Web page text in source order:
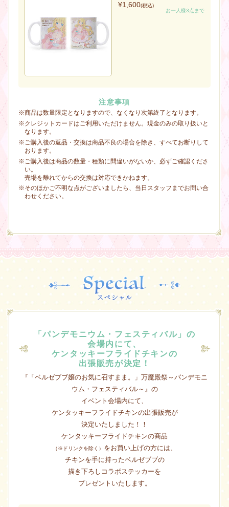
¥1,600(税込)
お一人様3点まで
注意事項
※商品は数量限定となりますので、なくなり次第終了となります。
※クレジットカードはご利用いただけません。現金のみの取り扱いと
なります。
※ご購入後の返品・交換は商品不良の場合を除き、すべてお断りして
おります。
※ご購入後は商品の数量・種類に間違いがないか、必ずご確認くださ
い。
売場を離れてからの交換は対応できかねます。
※そのほかご不明な点がございましたら、当日スタッフまでお問い合
わせください。
「パンデモニウム・フェスティバル」の
会場内にて、
ケンタッキーフライドチキンの
出張販売が決定！
『「ベルゼブブ嬢のお気に召すまま。」万魔殿祭～パンデモニ
ウム・フェスティバル～』の
イベント会場内にて、
ケンタッキーフライドチキンの出張販売が
決定いたしました！！
ケンタッキーフライドチキンの商品
（※ドリンクを除く）
をお買い上げの方には、
チキンを手に持ったベルゼブブの
描き下ろしコラボステッカーを
プレゼントいたします。